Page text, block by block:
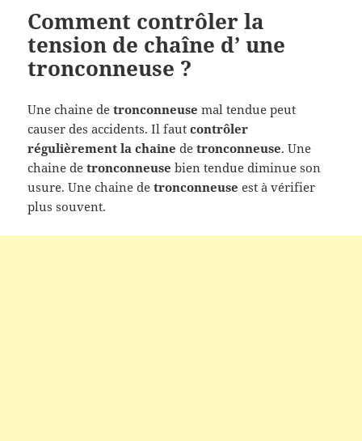
Comment contrôler la
tension de chaîne d’ une
tronconneuse ?
Une chaine detronconneusemal tendue peut
causer des accidents. Il fautcontrôler
régulièrement la chainedetronconneuse. Une
chaine detronconneusebien tendue diminue son
usure. Une chaine detronconneuseest à vérifier
plus souvent.